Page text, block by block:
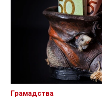
Грамадства